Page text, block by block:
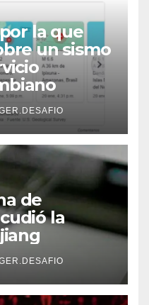
la que
un sismo
de
la